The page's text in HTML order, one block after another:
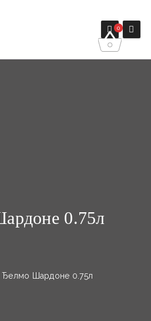
0.75л
Ђелмо Шардоне 0.75л
0